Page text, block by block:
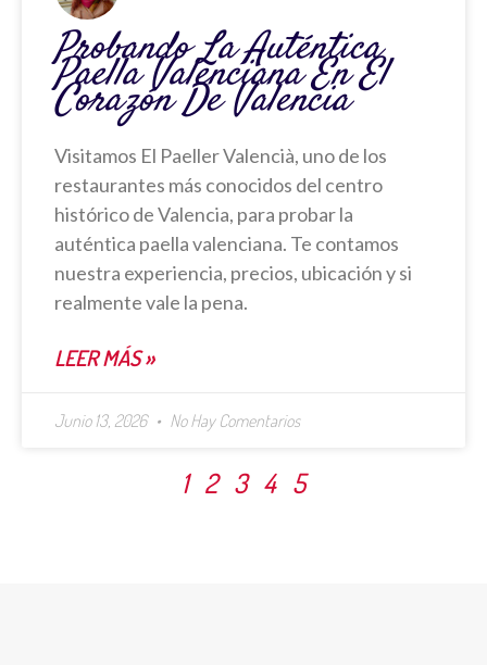
Probando La Auténtica
Paella Valenciana En El
Corazón De Valencia
Visitamos El Paeller Valencià, uno de los
restaurantes más conocidos del centro
histórico de Valencia, para probar la
auténtica paella valenciana. Te contamos
nuestra experiencia, precios, ubicación y si
realmente vale la pena.
LEER MÁS »
Junio 13, 2026 No Hay Comentarios
1 2 3 4 5